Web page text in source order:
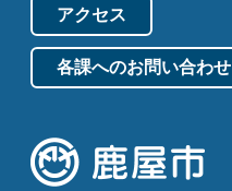
アクセス
各課へのお問い合わせ